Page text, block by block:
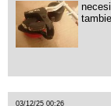
03/12/25 00:26